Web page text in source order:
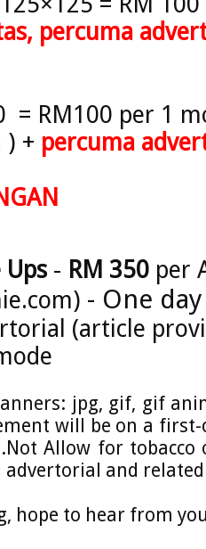
percuma
= RM100 per 1
) + percuma
- RM 350 per
- One
(article
jpg, gif, gif
will be on a
Allow for tobacco
advertorial and
hope to hear from